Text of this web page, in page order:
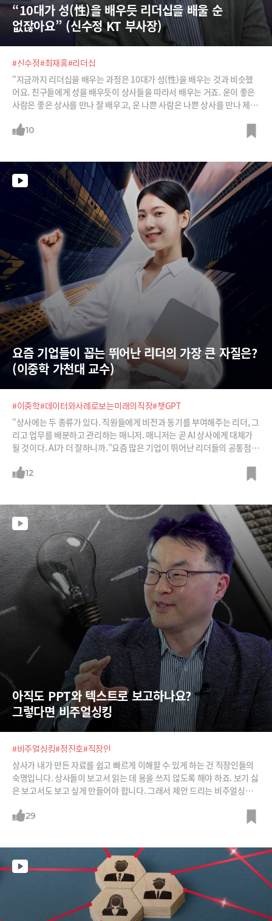
“10대가 성(性)을 배우듯 리더십을 배울 순
없잖아요” (신수정 KT 부사장)
#신수정#최재홍#리더십
“지금까지 리더십을 배우는 과정은 10대가 성(性)을 배우는 것과 비슷했
어요. 친구들에게 성을 배우듯이 상사들을 따라서 배우는 거죠. 운이 좋은
사람은 좋은 상사를 만나 잘 배우고, 운 나쁜 사람은 나쁜 상사를 만나 제대
이끄는 리더, 구성원들 뒤에서 받쳐주는 리더, 정답은 없습니다. 시대가 변
인’ 신수정 KT 부사장이 최근 ‘거인의 리더십’이라는 신간을 냈는데요. 신
부사장으로부터 훌륭한 리더가 되기 위한 인사이트를 들어봅니다.
10
요즘 기업들이 꼽는 뛰어난 리더의 가장 큰 자질은?
(이중학 가천대 교수)
#이중학#데이터와사례로보는미래의직장#챗GPT
“상사에는 두 종류가 있다. 직원들에게 비전과 동기를 부여해주는 리더, 그
리고 업무를 배분하고 관리하는 매니저. 매니저는 곧 AI 상사에게 대체가
될 것이다. AI가 더 잘하니까.”요즘 많은 기업이 뛰어난 리더들의 공통점을
니다. 그렇다면 요즘 기업들이 꼽는 리더의 가장 중요한 자질을 무엇일까
아졌기 때문이죠.
12
아직도 PPT와 텍스트로 보고하나요?
그렇다면 비주얼싱킹
#비주얼싱킹#정진호#직장인
상사가 내가 만든 자료를 쉽고 빠르게 이해할 수 있게 하는 건 직장인들의
숙명입니다. 상사들이 보고서 읽는 데 용을 쓰지 않도록 해야 하죠. 보기 싫
은 보고서도 보고 싶게 만들어야 합니다. 그래서 제안 드리는 비주얼싱킹.
29